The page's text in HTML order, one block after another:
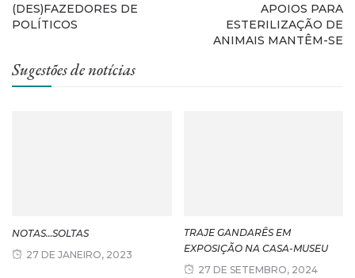
(DES)FAZEDORES DE
POLÍTICOS
APOIOS PARA
ESTERILIZAÇÃO DE
ANIMAIS MANTÊM-SE
Sugestões de notícias
NOTAS…SOLTAS
27 DE JANEIRO, 2023
TRAJE GANDARÊS EM
EXPOSIÇÃO NA CASA-MUSEU
27 DE SETEMBRO, 2024